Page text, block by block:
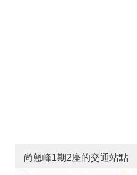
尚翹峰1期2座的交通站點